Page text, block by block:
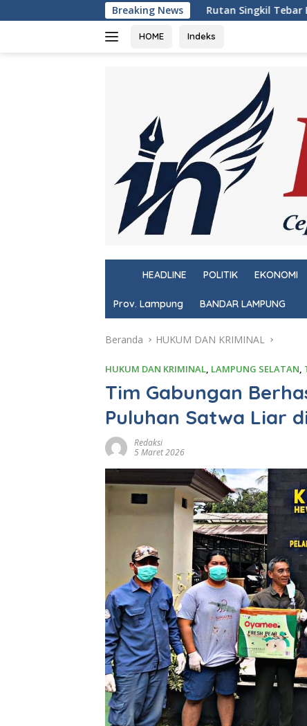
ke
Breaking News
Rutan Singkil Tebar Benih Lele, Wujud
HOME Indeks
e
HEADLINE POLITIK EKONOMI
Prov. Lampung BANDAR LAMPUNG
Beranda HUKUM DAN KRIMINAL
HUKUM DAN KRIMINAL, LAMPUNG SELATAN,
Tim Gabungan
Puluhan Satwa Liar
Redaksi
5 Maret 2026